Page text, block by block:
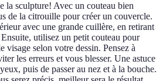
la sculpture! Avec un couteau bien
de la citrouille pour créer un couvercle.
avec une grande cuillère, en retirant
utilisez un petit couteau pour
visage selon votre dessin. Pensez à
les erreurs et vous blesser. Une astuce
puis de passer au nez et à la bouche.